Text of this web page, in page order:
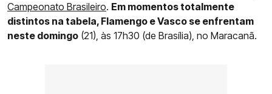
Campeonato Brasileiro. Em momentos totalmente
distintos na tabela, Flamengo e Vasco se enfrentam
neste domingo (21), às 17h30 (de Brasília), no Maracanã.